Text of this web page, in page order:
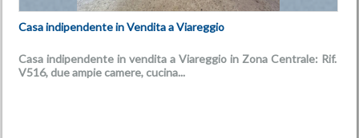
Casa indipendente in Vendita a Viareggio
Casa indipendente in vendita a Viareggio in Zona Centrale: Rif.
V516, due ampie camere, cucina...